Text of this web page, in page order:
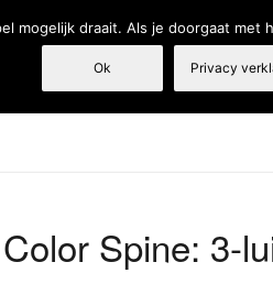
Fysiotherapie Webshop
Color Spine: 3-
mogelijk draait. Als je doorgaat
Ok Privacy